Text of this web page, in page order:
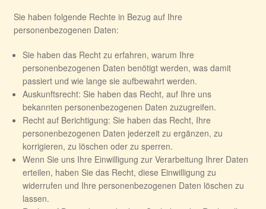
Sie haben folgende Rechte in Bezug auf Ihre
personenbezogenen Daten:
Sie haben das Recht zu erfahren, warum Ihre
personenbezogenen Daten benötigt werden, was damit
passiert und wie lange sie aufbewahrt werden.
Auskunftsrecht: Sie haben das Recht, auf Ihre uns
bekannten personenbezogenen Daten zuzugreifen.
Recht auf Berichtigung: Sie haben das Recht, Ihre
personenbezogenen Daten jederzeit zu ergänzen, zu
korrigieren, zu löschen oder zu sperren.
Wenn Sie uns Ihre Einwilligung zur Verarbeitung Ihrer Daten
erteilen, haben Sie das Recht, diese Einwilligung zu
widerrufen und Ihre personenbezogenen Daten löschen zu
lassen.